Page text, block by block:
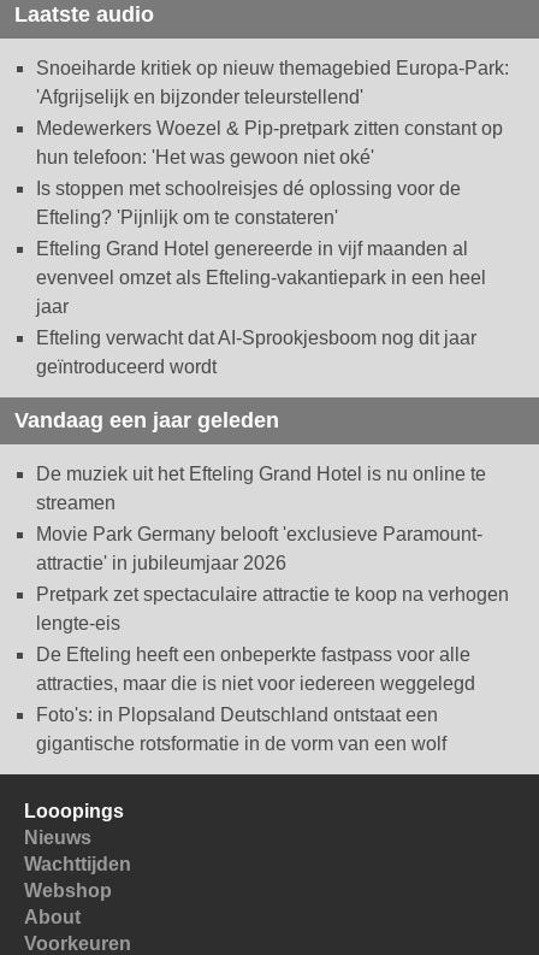
Laatste audio
Snoeiharde kritiek op nieuw themagebied Europa-Park:
'Afgrijselijk en bijzonder teleurstellend'
Medewerkers Woezel & Pip-pretpark zitten constant op
hun telefoon: 'Het was gewoon niet oké'
Is stoppen met schoolreisjes dé oplossing voor de
Efteling? 'Pijnlijk om te constateren'
Efteling Grand Hotel genereerde in vijf maanden al
evenveel omzet als Efteling-vakantiepark in een heel
jaar
Efteling verwacht dat AI-Sprookjesboom nog dit jaar
geïntroduceerd wordt
Vandaag een jaar geleden
De muziek uit het Efteling Grand Hotel is nu online te
streamen
Movie Park Germany belooft 'exclusieve Paramount-
attractie' in jubileumjaar 2026
Pretpark zet spectaculaire attractie te koop na verhogen
lengte-eis
De Efteling heeft een onbeperkte fastpass voor alle
attracties, maar die is niet voor iedereen weggelegd
Foto's: in Plopsaland Deutschland ontstaat een
gigantische rotsformatie in de vorm van een wolf
Looopings
Nieuws
Wachttijden
Webshop
About
Voorkeuren